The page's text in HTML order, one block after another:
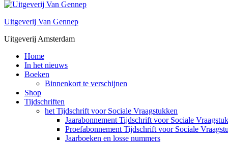
Uitgeverij Van Gennep
Uitgeverij Amsterdam
Home
In het nieuws
Boeken
Binnenkort te verschijnen
Shop
Tijdschriften
het Tijdschrift voor Sociale Vraagstukken
Jaarabonnement Tijdschrift voor Sociale
Proefabonnement Tijdschrift voor Sociale
Jaarboeken en losse nummers